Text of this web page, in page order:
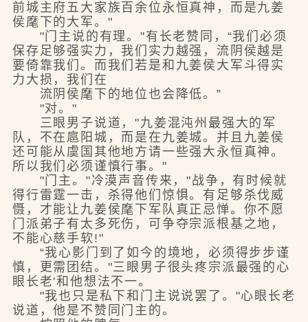
前城主府五大家族百余位永恒真神，而是九姜
侯麾下的大军。"
"门主说的有理。"有长老赞同，“我们必须
保存足够强实力，我们实力越强，流阴侯越是
要倚靠我们。而我们若是和九姜侯大军斗得实
力大损，我们在
流阴侯麾下的地位也会降低。”
"对。"
三眼男子说道，"九姜混沌州最强大的军
队，不在扈阳城，而是在九姜城。并且九姜侯
还可能从虞国其他地方请一些强大永恒真神。
所以我们必须谨慎行事。"
"门主。"冷漠声音传来，"战争，有时候就
得行雷霆一击，杀得他们惊惧。有足够杀伐威
慑，才能让九姜侯麾下军队真正忌惮。你不愿
门派弟子有太多死伤，可争夺宗派根基之地，
不能心慈手软!"
“我心影门到了如今的境地，必须得步步谨
慎，更需团结。"三眼男子很头疼宗派最强的心
眼长老'和他想法不一。
"我也只是私下和门主说说罢了。"心眼长老
说道，他是不赞同门主的。